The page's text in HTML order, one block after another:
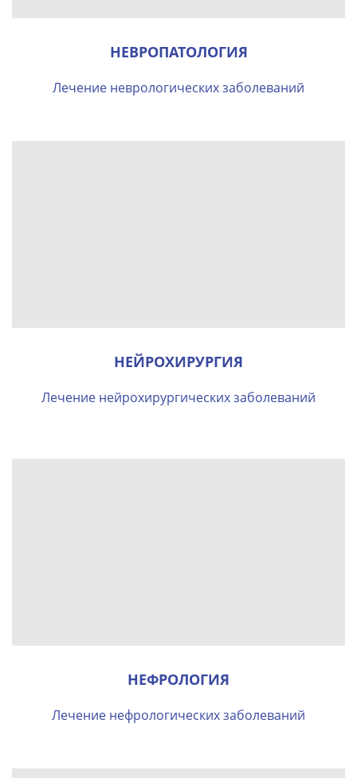
НЕВРОПАТОЛОГИЯ
Лечение неврологических заболеваний
НЕЙРОХИРУРГИЯ
Лечение нейрохирургических заболеваний
НЕФРОЛОГИЯ
Лечение нефрологических заболеваний